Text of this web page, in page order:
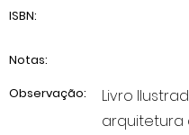
ISBN:
Notas:
Observação:
Livro
arquitetura